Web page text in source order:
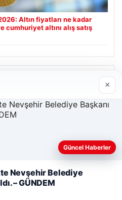
Altın fiyatları ne kadar
cumhuriyet altını alış satış
daha iyi anlayabilmek,
×
Güncel Haberler
Nevşehir Belediye
– GÜNDEM